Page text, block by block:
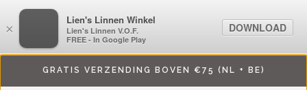
GRATIS VERZENDING BOVEN €75 (NL + BE)
×
LiensLinnenwinkel.nl
Lien's Linnen V.O.F.
FREE - In Google Play
DOWNLOAD
×
Lien's Linnen Winkel
Lien's Linnen V.O.F.
FREE - In Google Play
DOWNLOAD